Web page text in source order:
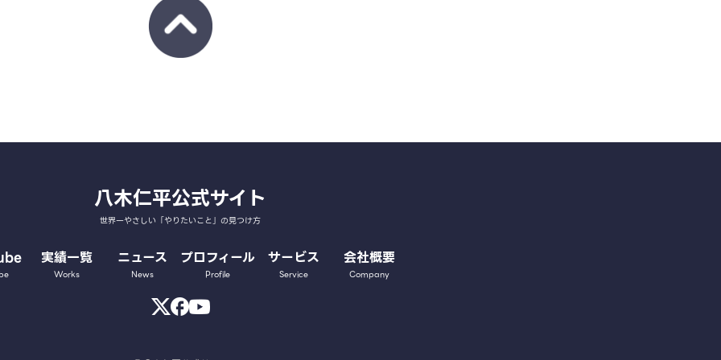
八木仁平公式サイト
世界一やさしい「やりたいこと」の見つけ方
実績一覧
Works
ニュース
News
プロフィール
Profile
サービス
Service
会社概要
Company